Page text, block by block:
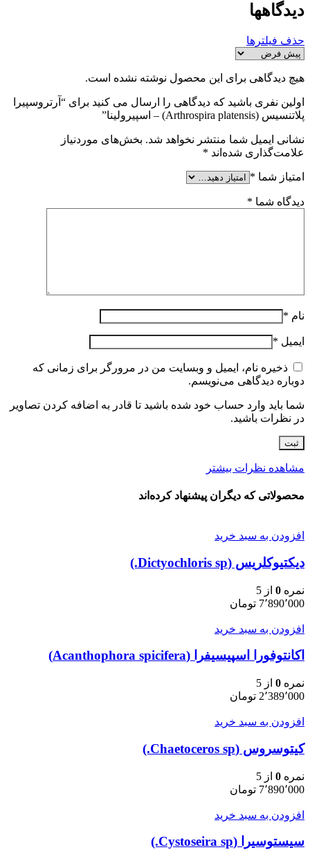
دیدگاهها
حذف فیلترها
هیچ دیدگاهی برای این محصول نوشته نشده است.
اولین نفری باشید که دیدگاهی را ارسال می کنید برای “آرتروسپیرا
پلاتنسیس (Arthrospira platensis) – اسپیرولینا”
نشانی ایمیل شما منتشر نخواهد شد. بخش‌های موردنیاز
علامت‌گذاری شده‌اند *
امتیاز شما *
دیدگاه شما *
نام *
ایمیل *
ذخیره نام، ایمیل و وبسایت من در مرورگر برای زمانی که
دوباره دیدگاهی می‌نویسم.
شما باید وارد حساب خود شده باشید تا قادر به اضافه کردن تصاویر
در نظرات باشید.
مشاهده نظرات بیشتر
محصولاتی که دیگران پیشنهاد کرده‌اند
افزودن به سبد خرید
دیکتیوکلریس (Dictyochloris sp.)
نمره 0 از 5
7٬890٬000 تومان
افزودن به سبد خرید
اکانتوفورا اسپیسیفرا (Acanthophora spicifera)
نمره 0 از 5
2٬389٬000 تومان
افزودن به سبد خرید
کیتوسروس (Chaetoceros sp.)
نمره 0 از 5
7٬890٬000 تومان
افزودن به سبد خرید
سیستوسیرا (Cystoseira sp.)